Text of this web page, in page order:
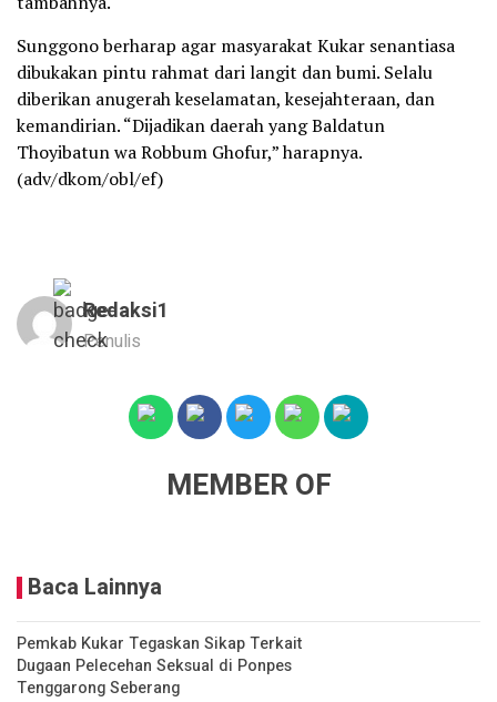
Sunggono berharap agar masyarakat Kukar senantiasa
dibukakan pintu rahmat dari langit dan bumi. Selalu
diberikan anugerah keselamatan, kesejahteraan, dan
kemandirian. “Dijadikan daerah yang Baldatun
Thoyibatun wa Robbum Ghofur,” harapnya.
(adv/dkom/obl/ef)
Redaksi1
Penulis
MEMBER OF
Baca Lainnya
Pemkab Kukar Tegaskan Sikap Terkait
Dugaan Pelecehan Seksual di Ponpes
Tenggarong Seberang